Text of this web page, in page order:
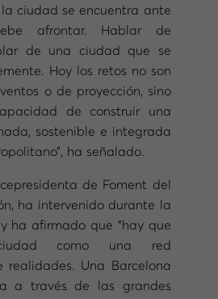
la ciudad se encuentra ante
afrontar. Hablar de
de una ciudad que se
Hoy los retos no son
o de proyección, sino
de construir una
sostenible e integrada
ha señalado.
de Foment del
ha intervenido durante la
ha afirmado que “hay que
como una red
realidades. Una Barcelona
a través de las grandes